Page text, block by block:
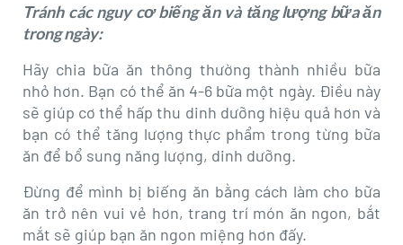
Tránh các nguy cơ biếng ăn và tăng lượng bữa ăn
trong ngày:
Hãy chia bữa ăn thông thường thành nhiều bữa
nhỏ hơn. Bạn có thể ăn 4-6 bữa một ngày. Điều này
sẽ giúp cơ thể hấp thu dinh dưỡng hiệu quả hơn và
bạn có thể tăng lượng thực phẩm trong từng bữa
ăn để bổ sung năng lượng, dinh dưỡng.
Đừng để mình bị biếng ăn bằng cách làm cho bữa
ăn trở nên vui vẻ hơn, trang trí món ăn ngon, bắt
mắt sẽ giúp bạn ăn ngon miệng hơn đấy.